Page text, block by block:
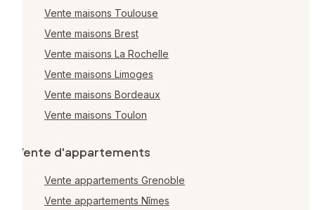
Vente maisons Toulouse
Vente maisons Brest
Vente maisons La Rochelle
Vente maisons Limoges
Vente maisons Bordeaux
Vente maisons Toulon
Vente d'appartements
Vente appartements Grenoble
Vente appartements Nîmes